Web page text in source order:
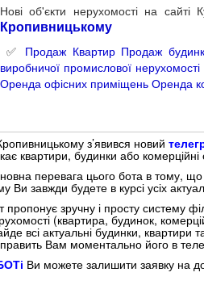
Нові об'єкти нерухомості на
Кропивницькому
✅ Продаж Квартир Продаж
виробничої промислової нерухомості
Оренда офісних приміщень Оренда
з’явився новий
квартири, будинки або
перевага цього бота в тому, що
Ви завжди будете в курсі усіх
пропонує зручну і просту систему
(квартира, будинок,
всі актуальні будинки,
Вам моментально його в
Ви можете залишити заявку на